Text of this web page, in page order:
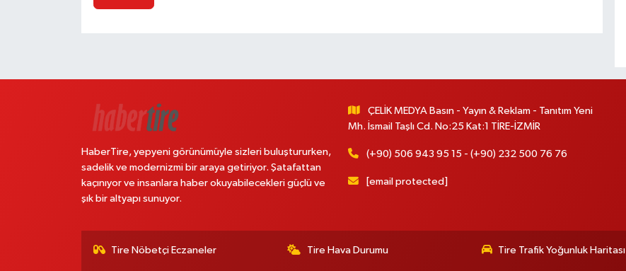
HaberTire, yepyeni görünümüyle sizleri buluştururken,
sadelik ve modernizmi bir araya getiriyor. Şatafattan
kaçınıyor ve insanlara haber okuyabilecekleri güçlü ve
şık bir altyapı sunuyor.
ÇELİK MEDYA Basın - Yayın & Reklam - Tanıtım Yeni
Mh. İsmail Taşlı Cd. No:25 Kat:1 TİRE-İZMİR
(+90) 506 943 95 15 - (+90) 232 500 76 76
[email protected]
Tire Nöbetçi Eczaneler Tire Hava Durumu Tire Trafik Yoğunluk Haritası